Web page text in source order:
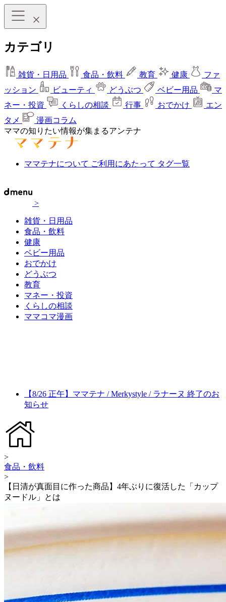
カテゴリ
雑貨・日用品 食品・飲料 教育 健康
ファ
ッション
ビューティ どうぶつ ベビー用品
マ
ネー・投資
くらしの相談 行事 おでかけ
エン
タメ
漫画コラム
ママの知りたい情報が集まるアンテナ
ママテナについて ご利用にあたって タグ一覧
>
雑貨・日用品
食品・飲料
健康
ベビー用品
おでかけ
どうぶつ
教育
マネー・投資
くらしの相談
ママコマ漫画
【8/26 正午】ママテナ / Merkystyle / ラナーヌ 終了のお
知らせ
>
食品・飲料
>
【日清が真面目に作った商品】4年ぶりに復活した「カップ
ヌードル」とは